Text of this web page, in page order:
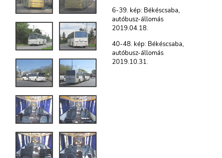
6-39. kép: Békéscsaba,
autóbusz-állomás
2019.04.18.
40-48. kép: Békéscsaba,
autóbusz-állomás
2019.10.31.